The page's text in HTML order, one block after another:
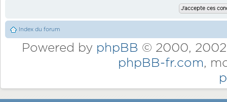
Index du forum
Powered by phpBB © 2000,
phpBB-fr.com,